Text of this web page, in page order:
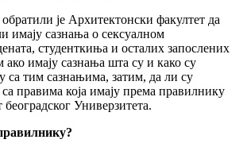
је Архитектонски факултет да
имају сазнања о сексуалном
студенткиња и осталих запослених
ако имају сазнања шта су и како су
са тим сазнањима, затим, да ли су
правима која имају према правилнику
београдског Универзитета.